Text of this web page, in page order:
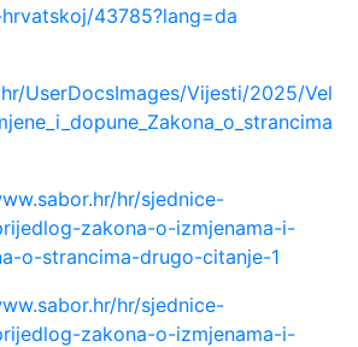
43785?lang=da
UserDocsImages/Vijesti/2025/Vel
hr/sjednice-
zakona-o-izmjenama-i-
o-strancima-drugo-citanje-1
hr/sjednice-
zakona-o-izmjenama-i-